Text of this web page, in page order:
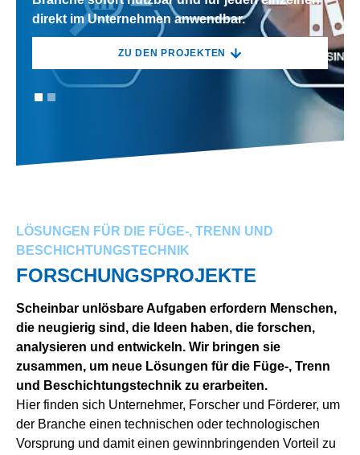
direkt im Unternehmen anwendbar.
ZU DEN PROJEKTEN
direkt im Unternehmen anwendbar.
ZU DEN PROJEKTEN
LÖSUNGEN FÜR DIE FÜGE-, TRENN UND
BESCHICHTUNGSTECHNIK
FORSCHUNGSPROJEKTE
Scheinbar unlösbare Aufgaben erfordern Menschen,
die neugierig sind, die Ideen haben, die forschen,
analysieren und entwickeln. Wir bringen sie
zusammen, um neue Lösungen für die Füge-, Trenn
und Beschichtungstechnik zu erarbeiten.
Hier finden sich Unternehmer, Forscher und Förderer, um
der Branche einen technischen oder technologischen
Vorsprung und damit einen gewinnbringenden Vorteil zu